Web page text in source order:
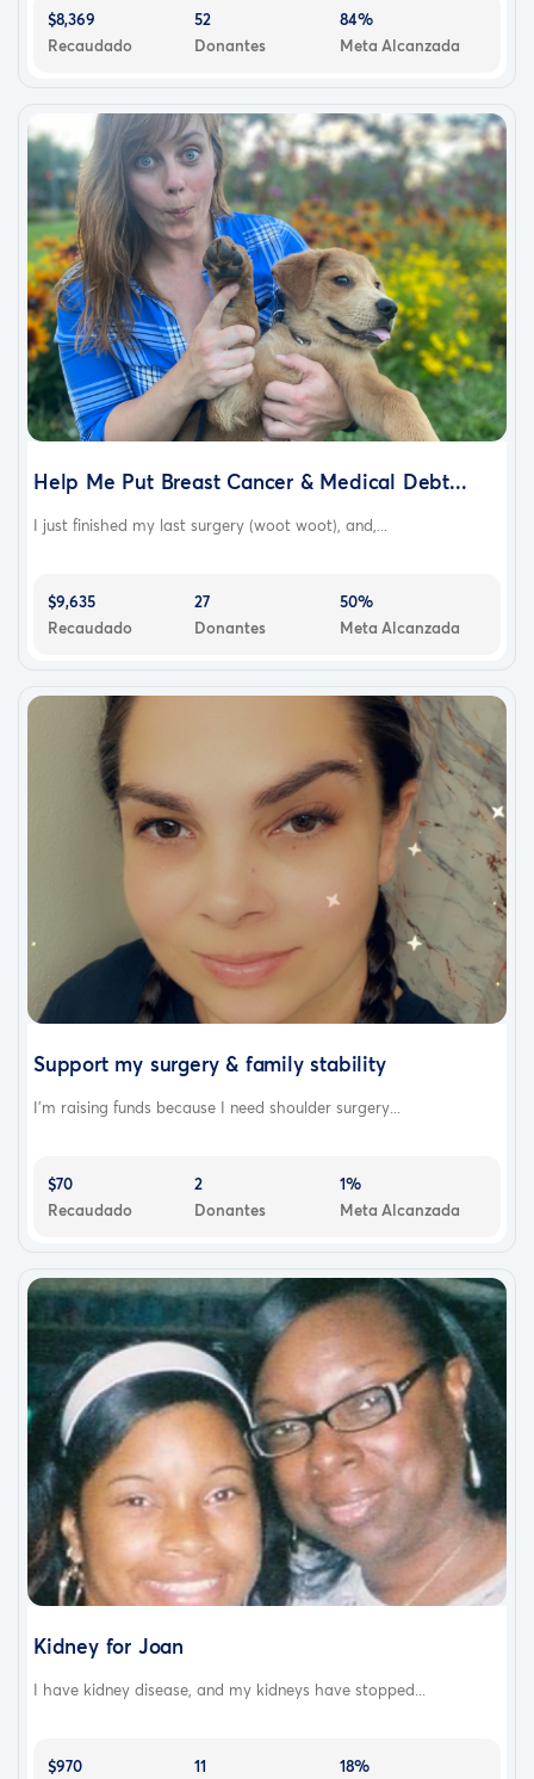
$8,369
Recaudado
52
Donantes
84%
Meta Alcanzada
Help Me Put Breast Cancer & Medical Debt...
I just finished my last surgery (woot woot), and,...
$9,635
Recaudado
27
Donantes
50%
Meta Alcanzada
Support my surgery & family stability
I'm raising funds because I need shoulder surgery...
$70
Recaudado
2
Donantes
1%
Meta Alcanzada
Kidney for Joan
I have kidney disease, and my kidneys have stopped...
$970
11
18%